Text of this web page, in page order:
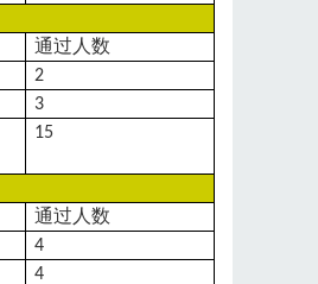
通过人数
2
3
15
通过人数
4
4